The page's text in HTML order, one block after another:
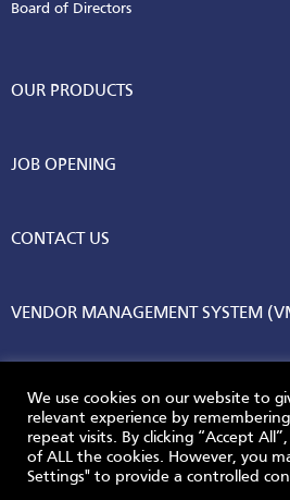
Board of Directors
OUR PRODUCTS
JOB OPENING
CONTACT US
VENDOR MANAGEMENT SYSTEM
© 2026 AGC Vinythai. All Rights Reserved.
We use cookies on our website to
relevant experience by
repeat visits. By clicking “Accept
of ALL the cookies. However, you
Settings" to provide a controlled